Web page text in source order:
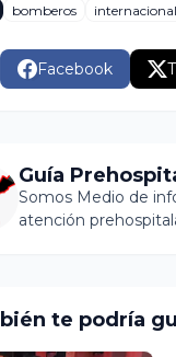
bomberos internacional
Facebook
Guía
Somos Medio de
atención
te podría